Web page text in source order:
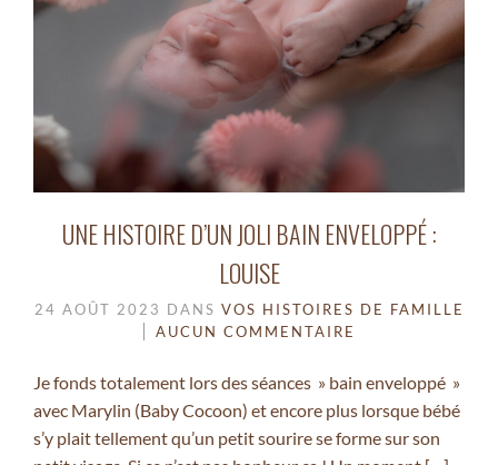
UNE HISTOIRE D’UN JOLI BAIN ENVELOPPÉ :
LOUISE
24 AOÛT 2023 DANS VOS HISTOIRES DE FAMILLE
AUCUN COMMENTAIRE
Je fonds totalement lors des séances » bain enveloppé »
avec Marylin (Baby Cocoon) et encore plus lorsque bébé
s’y plait tellement qu’un petit sourire se forme sur son